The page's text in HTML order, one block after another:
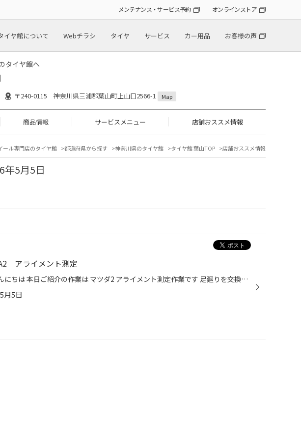
メンテナンス・サービス予約 オンラインストア
イヤ館について Webチラシ タイヤ サービス カー用品 お客様の声
タイヤ館へ
〒240-0115 神奈川県三浦郡葉山町上山口2566-1 Map
商品情報 サービスメニュー 店舗おススメ情報
ール専門店のタイヤ館 都道府県から探す 神奈川県のタイヤ館 タイヤ館 葉山TOP 店舗おススメ情報
年5月5日
アライメント測定
皆様こんにちは 本日ご紹介の作業は マツダ2 アライメント測定作業です 足廻りを交換されたお車のアライメントのご依頼いただきました センサーを取り付け測定作業を進めます 測定結果は画像の通りオールグリーンの良好状態 調整の必要もなく、お客様にご説明 測定結果が良かったことで安心して走行...
月5日